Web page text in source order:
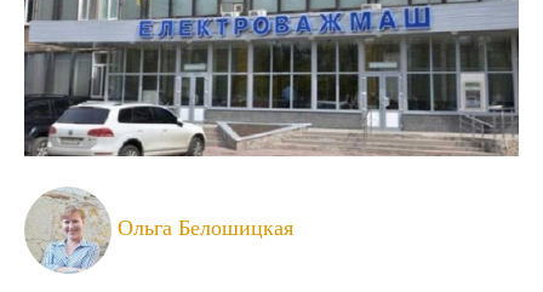
Ольга Белошицкая